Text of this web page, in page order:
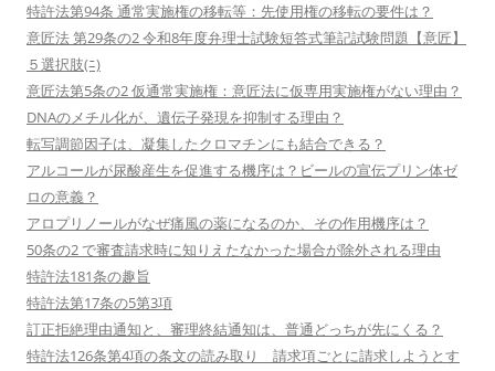
特許法第94条 通常実施権の移転等：先使用権の移転の要件は？
意匠法 第29条の2 令和8年度弁理士試験短答式筆記試験問題【意匠】
５選択肢(ﾆ)
意匠法第5条の2 仮通常実施権：意匠法に仮専用実施権がない理由？
DNAのメチル化が、遺伝子発現を抑制する理由？
転写調節因子は、凝集したクロマチンにも結合できる？
アルコールが尿酸産生を促進する機序は？ビールの宣伝プリン体ゼ
ロの意義？
アロプリノールがなぜ痛風の薬になるのか、その作用機序は？
50条の2 で審査請求時に知りえたなかった場合が除外される理由
特許法181条の趣旨
特許法第17条の5第3項
訂正拒絶理由通知と、審理終結通知は、普通どっちが先にくる？
特許法126条第4項の条文の読み取り 請求項ごとに請求しようとす